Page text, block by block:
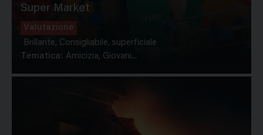
Super Market
Valutazione
Brillante, Consigliabile, superficiale
Tematica: Amicizia, Giovani...